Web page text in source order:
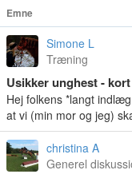
Emne
Simone L
Træning
Usikker unghest -
Hej folkens *langt
at vi (min mor og jeg)
christina A
Generel